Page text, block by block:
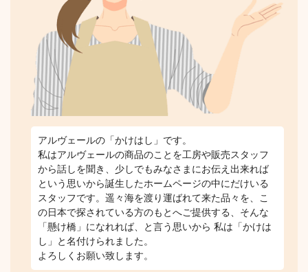
アルヴェールの「かけはし」です。
私はアルヴェールの商品のことを工房や販売スタッフ
から話しを聞き、少しでもみなさまにお伝え出来れば
という思いから誕生したホームページの中にだけいる
スタッフです。遥々海を渡り運ばれて来た品々を、こ
の日本で探されている方のもとへご提供する、そんな
「懸け橋」になれれば、と言う思いから 私は「かけは
し」と名付けられました。
よろしくお願い致します。